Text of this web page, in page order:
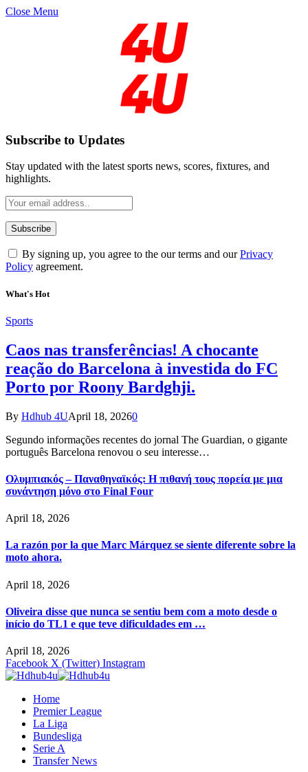
Close Menu
Subscribe to Updates
Stay updated with the latest sports news, scores, fixtures, and
highlights.
By signing up, you agree to the our terms and ourPrivacy
Policy agreement.
What's Hot
Sports
Caos nas transferências! A chocante
reação do Barcelona à investida do FC
Porto por Roony Bardghji.
By Hdhub 4UApril 18, 20260
Segundo informações recentes do jornal The Guardian, o gigante
português Barcelona renovou o seu interesse…
Ολυμπιακός – Παναθηναϊκός: Η πιθανή τους πορεία με μια
συνάντηση μόνο στο Final Four
April 18, 2026
La razón por la que Marc Márquez se siente diferente sobre la
moto ahora.
April 18, 2026
Oliveira disse que nunca se sentiu bem com a moto desde o
início do TL1 e que teve dificuldades em …
April 18, 2026
Facebook X (Twitter) Instagram
Home
Premier League
La Liga
Bundesliga
Serie A
Transfer News